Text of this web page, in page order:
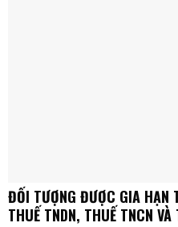
ĐỐI TƯỢNG ĐƯỢC GIA HẠN
THUẾ TNDN, THUẾ TNCN